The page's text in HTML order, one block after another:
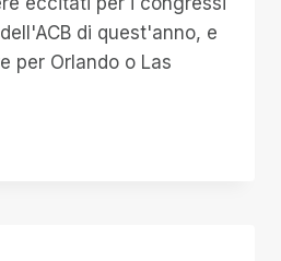
di quest'anno, e
per Orlando o Las